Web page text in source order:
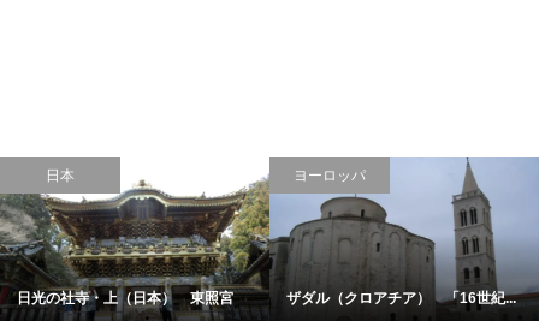
日本
日光の社寺・上（日本） 東照宮
ヨーロッパ
ザダル（クロアチア） 「16世紀...